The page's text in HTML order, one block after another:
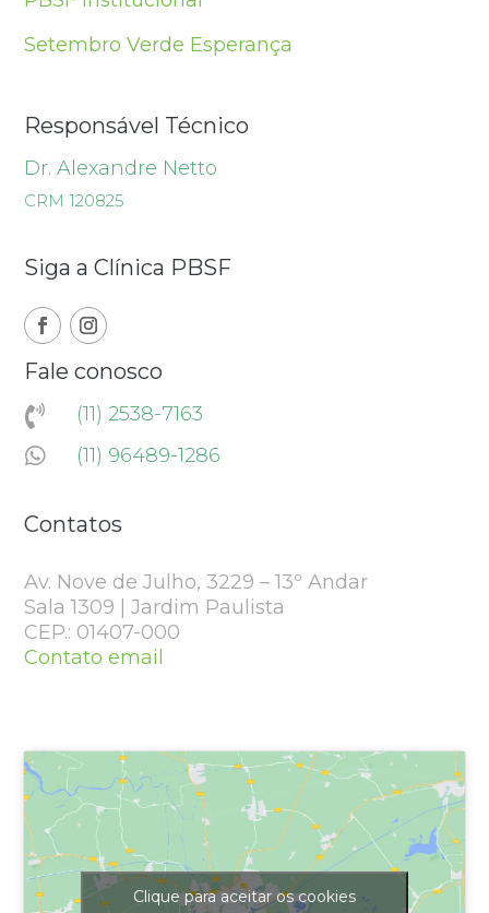
Setembro Verde Esperança
Responsável Técnico
Dr. Alexandre Netto
CRM 120825
Siga a Clínica PBSF
Fale conosco

(11) 2538-7163
 (11) 96489-1286
Contatos
Av. Nove de Julho, 3229 – 13º Andar
Sala 1309 | Jardim Paulista
CEP.: 01407-000
Contato email
Clique para aceitar os cookies